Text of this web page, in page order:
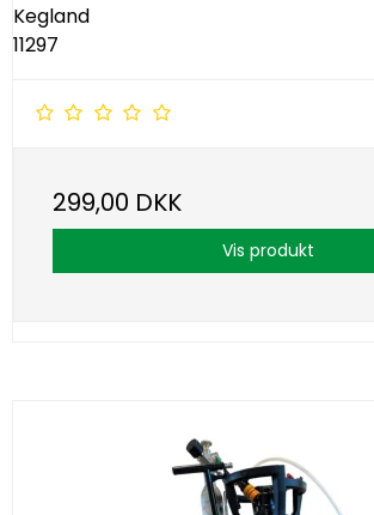
Kegland
11297
299,00 DKK
Vis produkt